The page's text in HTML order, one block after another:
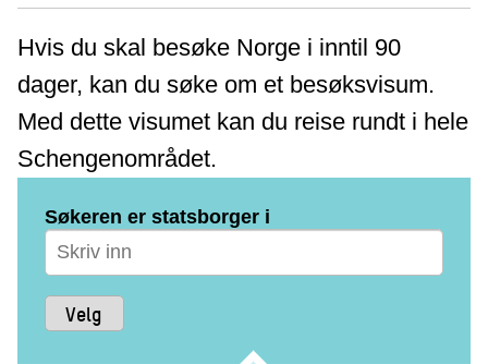
Hvis du skal besøke Norge i inntil 90
dager, kan du søke om et besøksvisum.
Med dette visumet kan du reise rundt i hele
Schengenområdet.
Søkeren er statsborger i